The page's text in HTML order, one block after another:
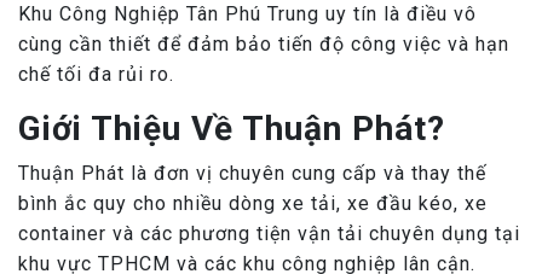
Khu Công Nghiệp Tân Phú Trung uy tín là điều vô
cùng cần thiết để đảm bảo tiến độ công việc và hạn
chế tối đa rủi ro.
Giới Thiệu Về Thuận Phát?
Thuận Phát là đơn vị chuyên cung cấp và thay thế
bình ắc quy cho nhiều dòng xe tải, xe đầu kéo, xe
container và các phương tiện vận tải chuyên dụng tại
khu vực TPHCM và các khu công nghiệp lân cận.